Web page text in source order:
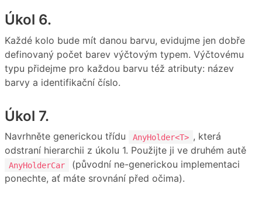
Úkol 6.
Každé kolo bude mít danou barvu, evidujme jen dobře
definovaný počet barev výčtovým typem. Výčtovému
typu přidejme pro každou barvu též atributy: název
barvy a identifikační číslo.
Úkol 7.
Navrhněte generickou třídu AnyHolder<T> , která
odstraní hierarchii z úkolu 1. Použijte ji ve druhém autě
AnyHolderCar
(původní ne-generickou implementaci
ponechte, ať máte srovnání před očima).